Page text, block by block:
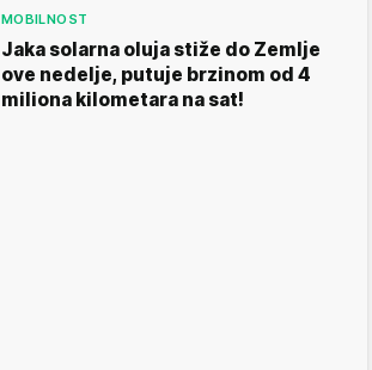
MOBILNOST
Jaka solarna oluja stiže do Zemlje
ove nedelje, putuje brzinom od 4
miliona kilometara na sat!